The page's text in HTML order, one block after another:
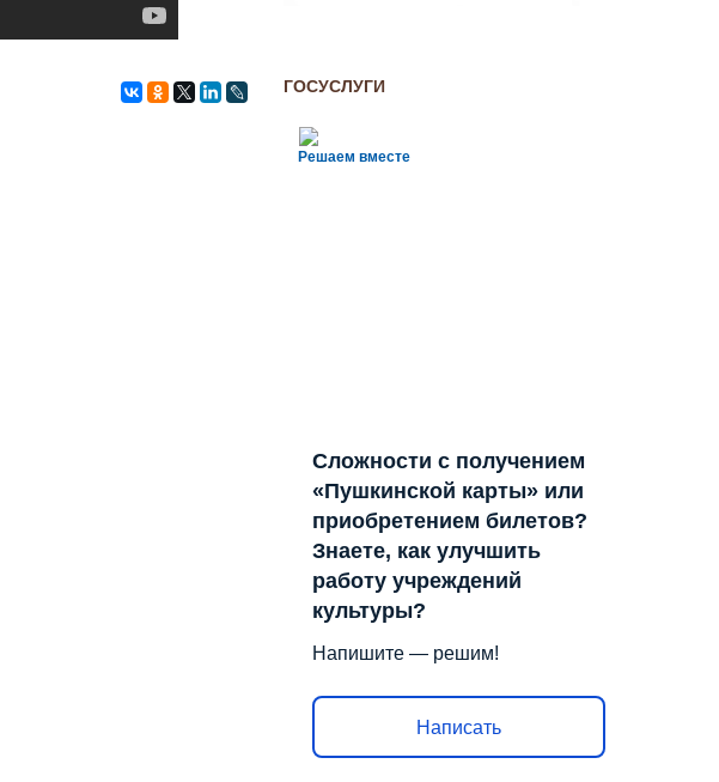
ГОСУСЛУГИ
Решаем вместе
Сложности с получением
«Пушкинской карты» или
приобретением билетов?
Знаете, как улучшить
работу учреждений
культуры?
Напишите — решим!
Написать